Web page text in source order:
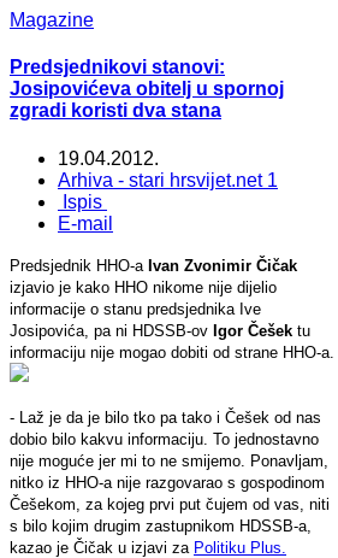
Magazine
Predsjednikovi stanovi:
Josipovićeva obitelj u spornoj
zgradi koristi dva stana
19.04.2012.
Arhiva - stari hrsvijet.net 1
Ispis
E-mail
Predsjednik HHO-a Ivan Zvonimir Čičak
izjavio je kako HHO nikome nije dijelio
informacije o stanu predsjednika Ive
Josipovića, pa ni HDSSB-ov Igor Češek tu
informaciju nije mogao dobiti od strane HHO-a.
- Laž je da je bilo tko pa tako i Češek od nas
dobio bilo kakvu informaciju. To jednostavno
nije moguće jer mi to ne smijemo. Ponavljam,
nitko iz HHO-a nije razgovarao s gospodinom
Češekom, za kojeg prvi put čujem od vas, niti
s bilo kojim drugim zastupnikom HDSSB-a,
kazao je Čičak u izjavi za Politiku Plus.